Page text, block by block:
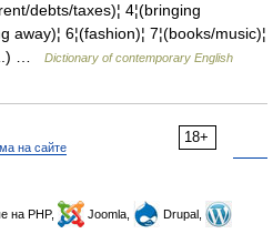
debts/taxes)¦ 4¦(bringing
away)¦ 6¦(fashion)¦ 7¦(books/music)¦
…
Dictionary of contemporary English
18+
на сайте
на PHP, Joomla,
Drupal,